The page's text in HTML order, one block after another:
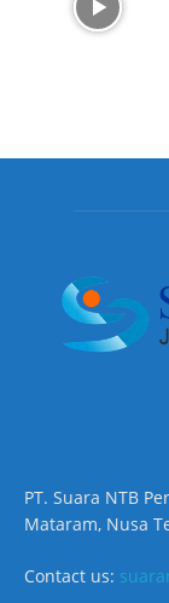
PT. Suara NTB
Mataram, Nusa
Contact us: